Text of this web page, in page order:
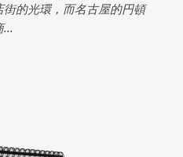
的光環，而名古屋的円頓